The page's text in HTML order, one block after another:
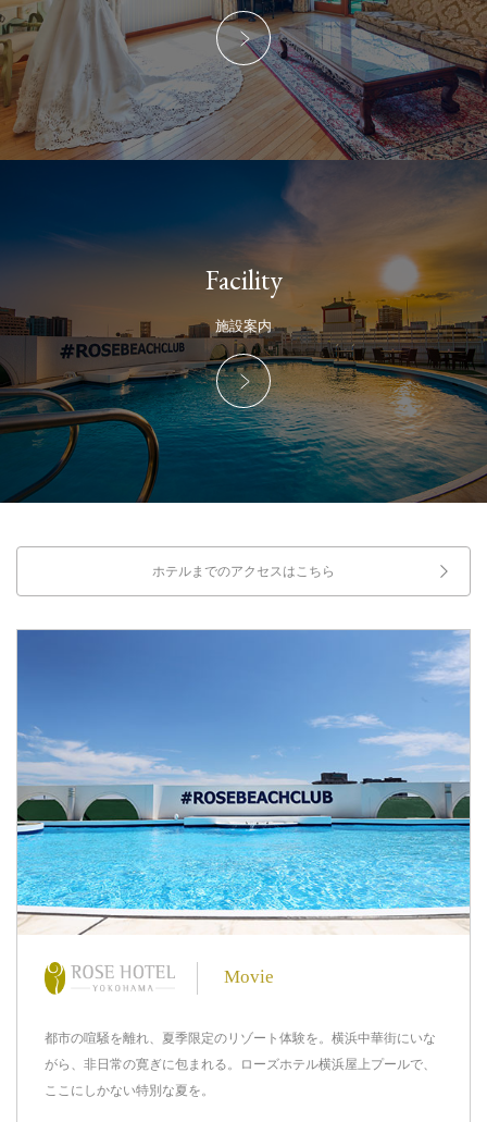
Facility
施設案内
ホテルまでのアクセスはこちら
Movie
都市の喧騒を離れ、夏季限定のリゾート体験を。横浜中華街にいな
がら、非日常の寛ぎに包まれる。ローズホテル横浜屋上プールで、
ここにしかない特別な夏を。